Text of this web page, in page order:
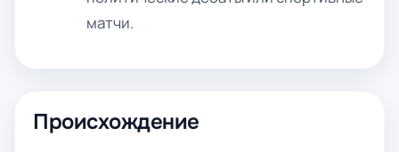
матчи.
Происхождение